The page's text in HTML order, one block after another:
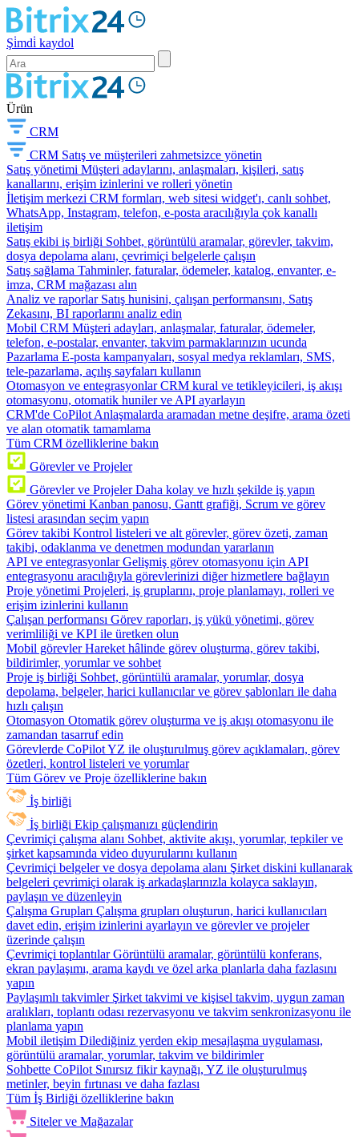
Şi̇mdi̇ kaydol
Ürün
CRM
CRM Satış ve müşterileri zahmetsizce yönetin
Satış yönetimi Müşteri adaylarını, anlaşmaları, kişileri, satış
kanallarını, erişim izinlerini ve rolleri yönetin
İletişim merkezi CRM formları, web sitesi widget'ı, canlı sohbet,
WhatsApp, Instagram, telefon, e-posta aracılığıyla çok kanallı
iletişim
Satış ekibi iş birliği Sohbet, görüntülü aramalar, görevler, takvim,
dosya depolama alanı, çevrimiçi belgelerle çalışın
Satış sağlama Tahminler, faturalar, ödemeler, katalog, envanter, e-
imza, CRM mağazası alın
Analiz ve raporlar Satış hunisini, çalışan performansını, Satış
Zekasını, BI raporlarını analiz edin
Mobil CRM Müşteri adayları, anlaşmalar, faturalar, ödemeler,
telefon, e-postalar, envanter, takvim parmaklarınızın ucunda
Pazarlama E-posta kampanyaları, sosyal medya reklamları, SMS,
tele-pazarlama, açılış sayfaları kullanın
Otomasyon ve entegrasyonlar CRM kural ve tetikleyicileri, iş akışı
otomasyonu, otomatik huniler ve API ayarlayın
CRM'de CoPilot Anlaşmalarda aramadan metne deşifre, arama özeti
ve alan otomatik tamamlama
Tüm CRM özelliklerine bakın
Görevler ve Projeler
Görevler ve Projeler Daha kolay ve hızlı şekilde iş yapın
Görev yönetimi Kanban panosu, Gantt grafiği, Scrum ve görev
listesi arasından seçim yapın
Görev takibi Kontrol listeleri ve alt görevler, görev özeti, zaman
takibi, odaklanma ve denetmen modundan yararlanın
API ve entegrasyonlar Gelişmiş görev otomasyonu için API
entegrasyonu aracılığıyla görevlerinizi diğer hizmetlere bağlayın
Proje yönetimi Projeleri, iş gruplarını, proje planlamayı, rolleri ve
erişim izinlerini kullanın
Çalışan performansı Görev raporları, iş yükü yönetimi, görev
verimliliği ve KPI ile üretken olun
Mobil görevler Hareket hâlinde görev oluşturma, görev takibi,
bildirimler, yorumlar ve sohbet
Proje iş birliği Sohbet, görüntülü aramalar, yorumlar, dosya
depolama, belgeler, harici kullanıcılar ve görev şablonları ile daha
hızlı çalışın
Otomasyon Otomatik görev oluşturma ve iş akışı otomasyonu ile
zamandan tasarruf edin
Görevlerde CoPilotYZ ile oluşturulmuş görev açıklamaları, görev
özetleri, kontrol listeleri ve yorumlar
Tüm Görev ve Proje özelliklerine bakın
İş birliği
İş birliği Ekip çalışmanızı güçlendirin
Çevrimiçi çalışma alanı Sohbet, aktivite akışı, yorumlar, tepkiler ve
şirket kapsamında video duyurularını kullanın
Çevrimiçi belgeler ve dosya depolama alanı Şirket diskini kullanarak
belgeleri çevrimiçi olarak iş arkadaşlarınızla kolayca saklayın,
paylaşın ve düzenleyin
Çalışma Grupları Çalışma grupları oluşturun, harici kullanıcıları
davet edin, erişim izinlerini ayarlayın ve görevler ve projeler
üzerinde çalışın
Çevrimiçi toplantılar Görüntülü aramalar, görüntülü konferans,
ekran paylaşımı, arama kaydı ve özel arka planlarla daha fazlasını
yapın
Paylaşımlı takvimler Şirket takvimi ve kişisel takvim, uygun zaman
aralıkları, toplantı odası rezervasyonu ve takvim senkronizasyonu ile
planlama yapın
Mobil iletişim Dilediğiniz yerden ekip mesajlaşma uygulaması,
görüntülü aramalar, yorumlar, takvim ve bildirimler
Sohbette CoPilot Sınırsız fikir kaynağı, YZ ile oluşturulmuş
metinler, beyin fırtınası ve daha fazlası
Tüm İş Birliği özelliklerine bakın
Siteler ve Mağazalar